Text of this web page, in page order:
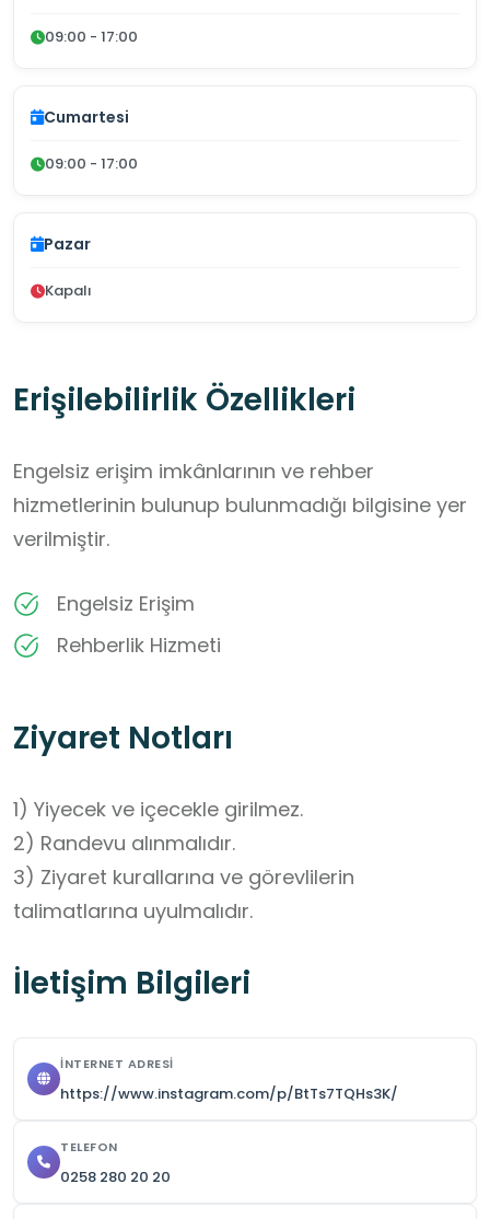
09:00 - 17:00
Cumartesi
09:00 - 17:00
Pazar
Kapalı
Erişilebilirlik Özellikleri
Engelsiz erişim imkânlarının ve rehber
hizmetlerinin bulunup bulunmadığı bilgisine yer
verilmiştir.
Engelsiz Erişim
Rehberlik Hizmeti
Ziyaret Notları
1) Yiyecek ve içecekle girilmez.
2) Randevu alınmalıdır.
3) Ziyaret kurallarına ve görevlilerin
talimatlarına uyulmalıdır.
İletişim Bilgileri
İNTERNET ADRESI
https://www.instagram.com/p/BtTs7TQHs3K/
TELEFON
0258 280 20 20